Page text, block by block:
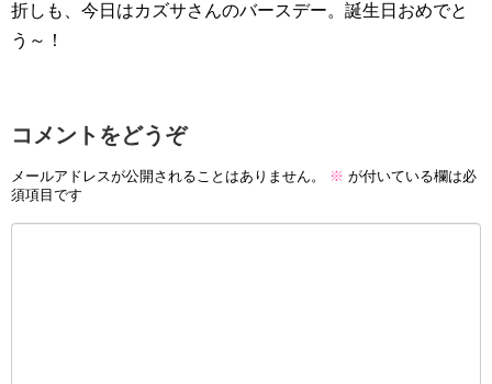
折しも、今日はカズサさんのバースデー。誕生日おめでと
う～！
コメントをどうぞ
メールアドレスが公開されることはありません。 ※ が付いている欄は必
須項目です